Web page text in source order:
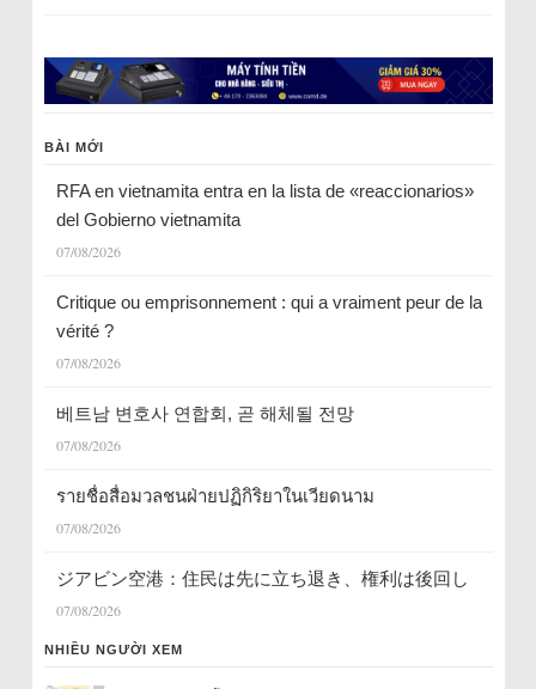
BÀI MỚI
RFA en vietnamita entra en la lista de «reaccionarios»
del Gobierno vietnamita
07/08/2026
Critique ou emprisonnement : qui a vraiment peur de la
vérité ?
07/08/2026
베트남 변호사 연합회, 곧 해체될 전망
07/08/2026
รายชื่อสื่อมวลชนฝ่ายปฏิกิริยาในเวียดนาม
07/08/2026
ジアビン空港：住民は先に立ち退き、権利は後回し
07/08/2026
NHIỀU NGƯỜI XEM